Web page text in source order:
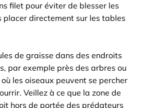
filet pour éviter de blesser les
placer directement sur les tables
de graisse dans des endroits
par exemple près des arbres ou
les oiseaux peuvent se percher
Veillez à ce que la zone de
hors de portée des prédateurs